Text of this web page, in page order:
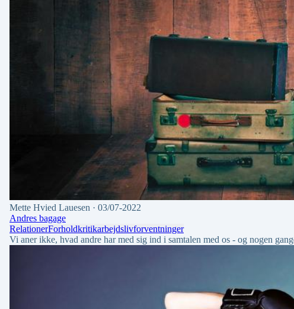
Mette Hvied Lauesen · 03/07-2022
Andres bagage
RelationerForholdkritikarbejdslivforventninger
Vi aner ikke, hvad andre har med sig ind i samtalen med os - og nogen